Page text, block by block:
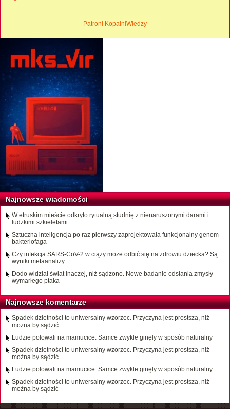
Patroni KopalniWiedzy
Najnowsze wiadomości
W etruskim mieście odkryto rytualną studnię z nienaruszonymi darami i
ludzkimi szkieletami
Sztuczna inteligencja po raz pierwszy zaprojektowała funkcjonalny genom
bakteriofaga
Czy infekcja SARS-CoV-2 w ciąży może odbić się na zdrowiu dziecka? Są
wyniki metaanalizy
Dodo widział świat inaczej, niż sądzono. Nowe badanie odsłania zmysły
wymarłego ptaka
Najnowsze komentarze
Spadek dzietności to uniwersalny wzorzec. Przyczyna jest prostsza, niż
można by sądzić
Ludzie polowali na mamucice. Samce zwykle ginęły w sposób naturalny
Spadek dzietności to uniwersalny wzorzec. Przyczyna jest prostsza, niż
można by sądzić
Ludzie polowali na mamucice. Samce zwykle ginęły w sposób naturalny
Spadek dzietności to uniwersalny wzorzec. Przyczyna jest prostsza, niż
można by sądzić